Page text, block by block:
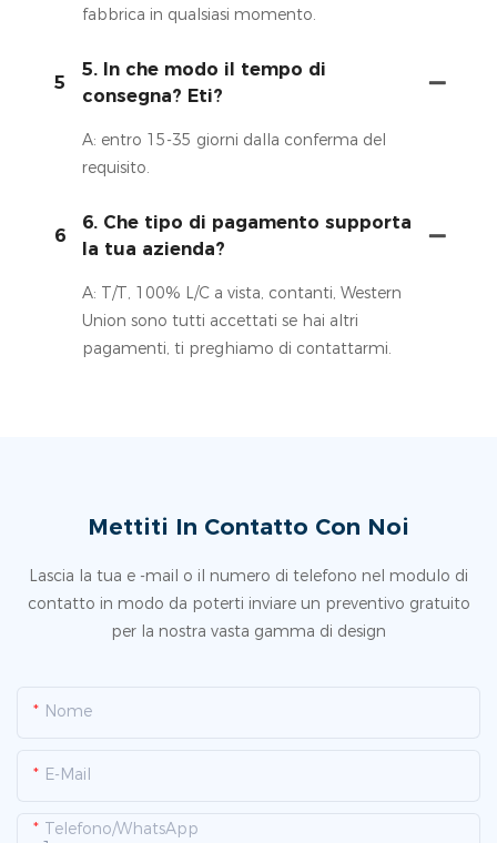
fabbrica in qualsiasi momento.
5
5. In che modo il tempo di
consegna? Eti?
A: entro 15-35 giorni dalla conferma del
requisito.
6
6. Che tipo di pagamento supporta
la tua azienda?
A: T/T, 100% L/C a vista, contanti, Western
Union sono tutti accettati se hai altri
pagamenti, ti preghiamo di contattarmi.
Mettiti In Contatto Con Noi
Lascia la tua e -mail o il numero di telefono nel modulo di
contatto in modo da poterti inviare un preventivo gratuito
per la nostra vasta gamma di design
Nome
E-Mail
Telefono/WhatsApp